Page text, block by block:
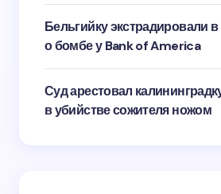
Бельгийку экстрадировали
о бомбе у Bank of America
Суд арестовал
в убийстве сожителя ножом